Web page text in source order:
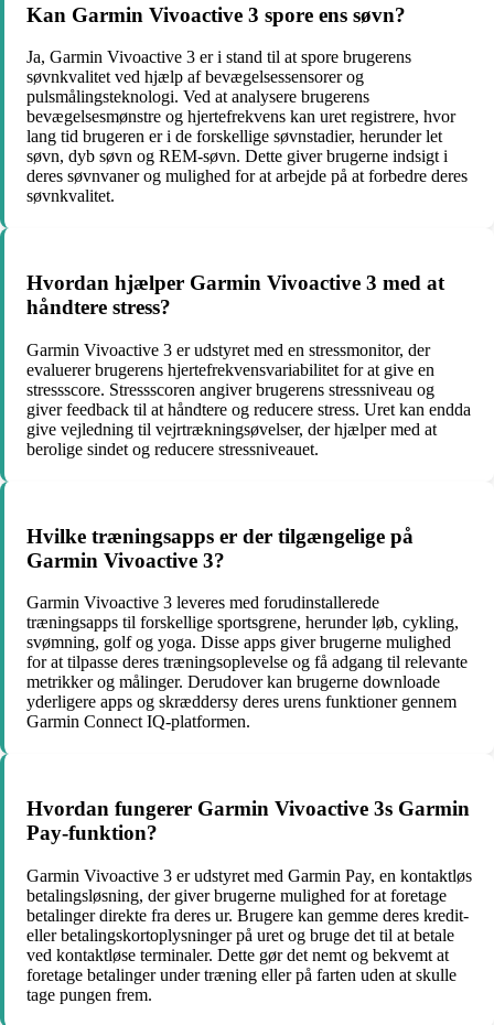
Kan Garmin Vivoactive 3 spore ens søvn?
Ja, Garmin Vivoactive 3 er i stand til at spore brugerens
søvnkvalitet ved hjælp af bevægelsessensorer og
pulsmålingsteknologi. Ved at analysere brugerens
bevægelsesmønstre og hjertefrekvens kan uret registrere, hvor
lang tid brugeren er i de forskellige søvnstadier, herunder let
søvn, dyb søvn og REM-søvn. Dette giver brugerne indsigt i
deres søvnvaner og mulighed for at arbejde på at forbedre deres
søvnkvalitet.
Hvordan hjælper Garmin Vivoactive 3 med at
håndtere stress?
Garmin Vivoactive 3 er udstyret med en stressmonitor, der
evaluerer brugerens hjertefrekvensvariabilitet for at give en
stressscore. Stressscoren angiver brugerens stressniveau og
giver feedback til at håndtere og reducere stress. Uret kan endda
give vejledning til vejrtrækningsøvelser, der hjælper med at
berolige sindet og reducere stressniveauet.
Hvilke træningsapps er der tilgængelige på
Garmin Vivoactive 3?
Garmin Vivoactive 3 leveres med forudinstallerede
træningsapps til forskellige sportsgrene, herunder løb, cykling,
svømning, golf og yoga. Disse apps giver brugerne mulighed
for at tilpasse deres træningsoplevelse og få adgang til relevante
metrikker og målinger. Derudover kan brugerne downloade
yderligere apps og skræddersy deres urens funktioner gennem
Garmin Connect IQ-platformen.
Hvordan fungerer Garmin Vivoactive 3s Garmin
Pay-funktion?
Garmin Vivoactive 3 er udstyret med Garmin Pay, en kontaktløs
betalingsløsning, der giver brugerne mulighed for at foretage
betalinger direkte fra deres ur. Brugere kan gemme deres kredit-
eller betalingskortoplysninger på uret og bruge det til at betale
ved kontaktløse terminaler. Dette gør det nemt og bekvemt at
foretage betalinger under træning eller på farten uden at skulle
tage pungen frem.